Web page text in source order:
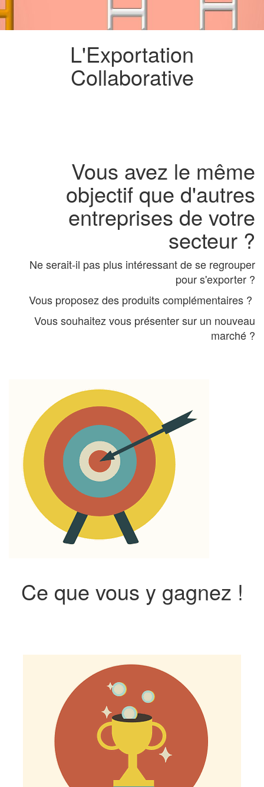
L'Exportation
Collaborative
Vous avez le même
objectif que d'autres
entreprises de votre
secteur ?
Ne serait-il pas plus intéressant de se regrouper
pour s'exporter ?
Vous proposez des produits complémentaires ?
Vous souhaitez vous présenter sur un nouveau
marché ?
Ce que vous y gagnez !